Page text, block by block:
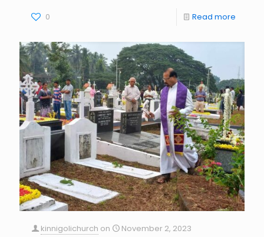
0 Read more
kinnigolichurch on
November 2, 2023